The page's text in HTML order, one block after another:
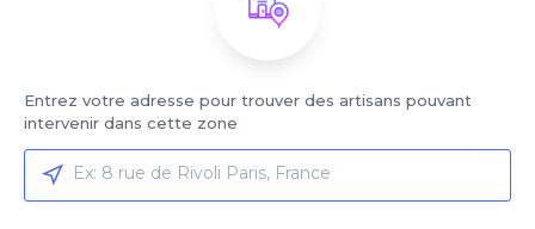
Entrez votre adresse pour trouver des artisans pouvant
intervenir dans cette zone